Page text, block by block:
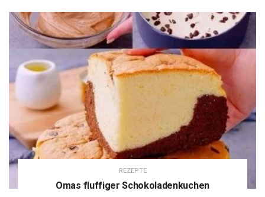
REZEPTE
Omas fluffiger Schokoladenkuchen